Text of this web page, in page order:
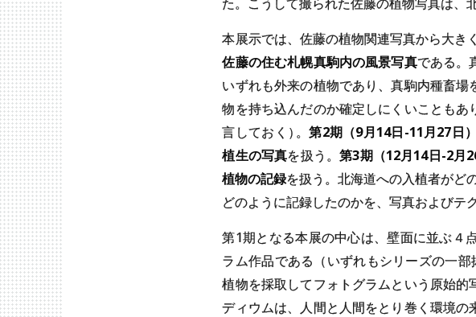
本展示では、佐藤の植物関連写真から大き
佐藤の住む札幌真駒内の風景写真である。
いずれも外来の植物であり、真駒内種畜
物を持ち込んだのか確定しにくいことも
言しておく ） 。第2期（9月14日-11月27日
植生の写真を扱う。第3期（12月14日-2月
植物の記録を扱う。北海道への入植者がど
どのように記録したのかを、写真およびテ
第1期となる本展の中心は、壁面に並ぶ４
ラム作品である（いずれもシリーズの一部
植物を採取してフォトグラムという原始
ディウムは、人間と人間をとり巻く環境